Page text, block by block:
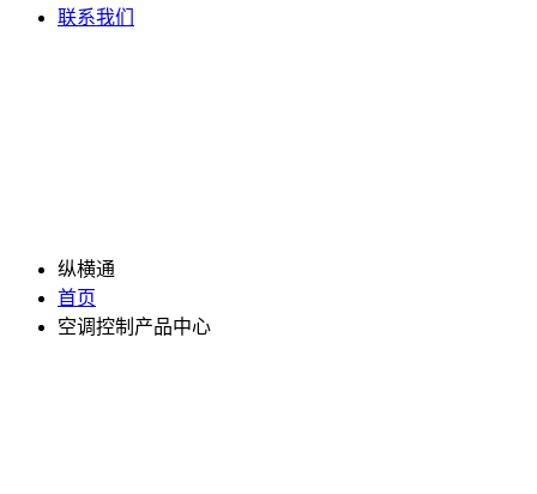
联系我们
纵横通
首页
空调控制产品中心